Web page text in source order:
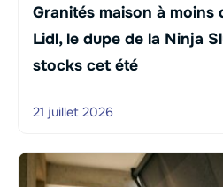
Granités maison à moins
Lidl, le dupe de la Ninja
stocks cet été
21 juillet 2026